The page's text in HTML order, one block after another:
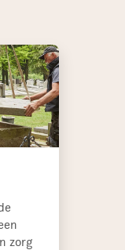
zorg